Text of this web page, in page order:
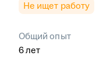
Не ищет работу
Общий опыт
6лет